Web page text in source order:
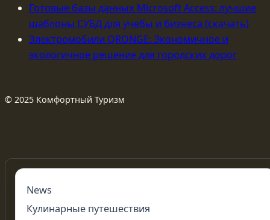
Готовые базы данных Microsoft Access: лучшие
шаблоны СУБД для учебы и бизнеса (скачать)
Электромобили QRONGE: Экономичное и
экологичное решение для городских дорог
© 2025 Комфортный Туризм
News
Кулинарные путешествия